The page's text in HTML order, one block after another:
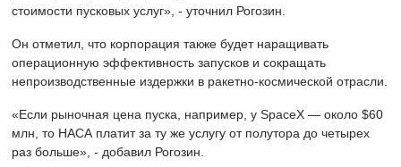
стоимости пусковых услуг», - уточнил Рогозин.
Он отметил, что корпорация также будет наращивать
операционную эффективность запусков и сокращать
непроизводственные издержки в ракетно-космической отрасли.
«Если рыночная цена пуска, например, у SpaceX — около $60
млн, то НАСА платит за ту же услугу от полутора до четырех
раз больше», - добавил Рогозин.